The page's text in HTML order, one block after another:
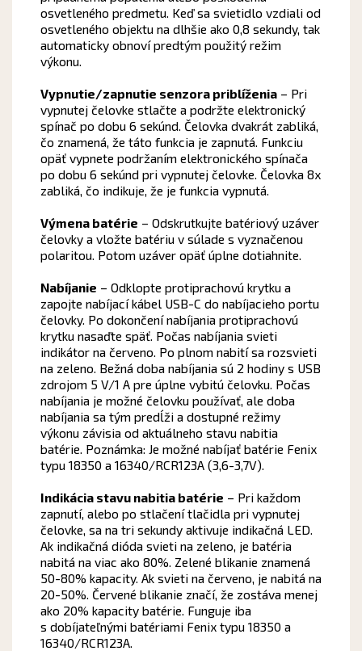
osvetleného predmetu. Keď sa svietidlo vzdiali od
osvetleného objektu na dlhšie ako 0,8 sekundy, tak
automaticky obnoví predtým použitý režim
výkonu.
Vypnutie/zapnutie senzora priblíženia– Pri
vypnutej čelovke stlačte a podržte elektronický
spínač po dobu 6 sekúnd. Čelovka dvakrát zabliká,
čo znamená, že táto funkcia je zapnutá. Funkciu
opäť vypnete podržaním elektronického spínača
po dobu 6 sekúnd pri vypnutej čelovke. Čelovka 8x
zabliká, čo indikuje, že je funkcia vypnutá.
Výmena batérie – Odskrutkujte batériový uzáver
čelovky a vložte batériu v súlade s vyznačenou
polaritou. Potom uzáver opäť úplne dotiahnite.
Nabíjanie – Odklopte protiprachovú krytku a
zapojte nabíjací kábel USB-C do nabíjacieho portu
čelovky. Po dokončení nabíjania protiprachovú
krytku nasaďte späť. Počas nabíjania svieti
indikátor na červeno. Po plnom nabití sa rozsvieti
na zeleno. Bežná doba nabíjania sú 2 hodiny s USB
zdrojom 5 V/1 A pre úplne vybitú čelovku. Počas
nabíjania je možné čelovku používať, ale doba
nabíjania sa tým predĺži a dostupné režimy
výkonu závisia od aktuálneho stavu nabitia
batérie. Poznámka: Je možné nabíjať batérie Fenix
typu 18350 a 16340/RCR123A (3,6-3,7V).
Indikácia stavu nabitia batérie – Pri každom
zapnutí, alebo po stlačení tlačidla pri vypnutej
čelovke, sa na tri sekundy aktivuje indikačná LED.
Ak indikačná dióda svieti na zeleno, je batéria
nabitá na viac ako 80%. Zelené blikanie znamená
50-80% kapacity. Ak svieti na červeno, je nabitá na
20-50%. Červené blikanie značí, že zostáva menej
ako 20% kapacity batérie. Funguje iba
s dobíjateľnými batériami Fenix typu 18350 a
16340/RCR123A.